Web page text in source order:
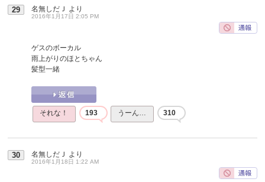
29 名無しだＪ より
2016年1月17日 2:05 PM
ゲスのボーカル
雨上がりのほとちゃん
髪型一緒
それな！ 193 うーん… 310
30 名無しだＪ より
2016年1月18日 1:22 AM